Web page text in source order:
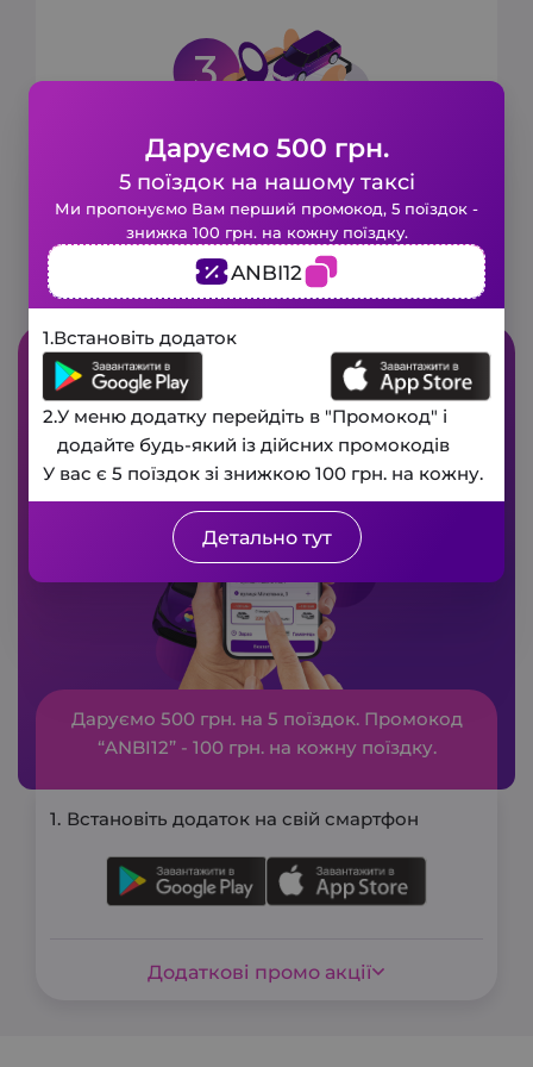
Оператор повідомить вам час подачі
машини та номер авто, що прибуде.
При встановлені додатку SkyTaxi
від Aris-T
Даруємо 500 грн. на 5 поїздок. Промокод
“ANBI12” - 100 грн. на кожну поїздку.
Встановіть додаток на свій смартфон
Додаткові промо акції
Замовте таксі в 1 клік!
Заповніть коротку форму і наше
авто буде у вас вже за кілька
хвилин.
Телефон
Ваше ім’я
Замовити дзвінок
і ми вам передзвонимо!
Дякуємо, Ваш запит прийнято, і ми
незабаром зв'яжемося з вами для
підтвердження деталей.
Закрити
Даруємо 500 грн.
5 поїздок на нашому таксі
Ми пропонуємо Вам перший промокод, 5 поїздок -
знижка 100 грн. на кожну поїздку.
ANBI12
1.Встановіть додаток
2.У меню додатку перейдіть в "Промокод" і
додайте будь-який із дійсних промокодів
У вас є 5 поїздок зі знижкою 100 грн. на кожну.
Детально тут